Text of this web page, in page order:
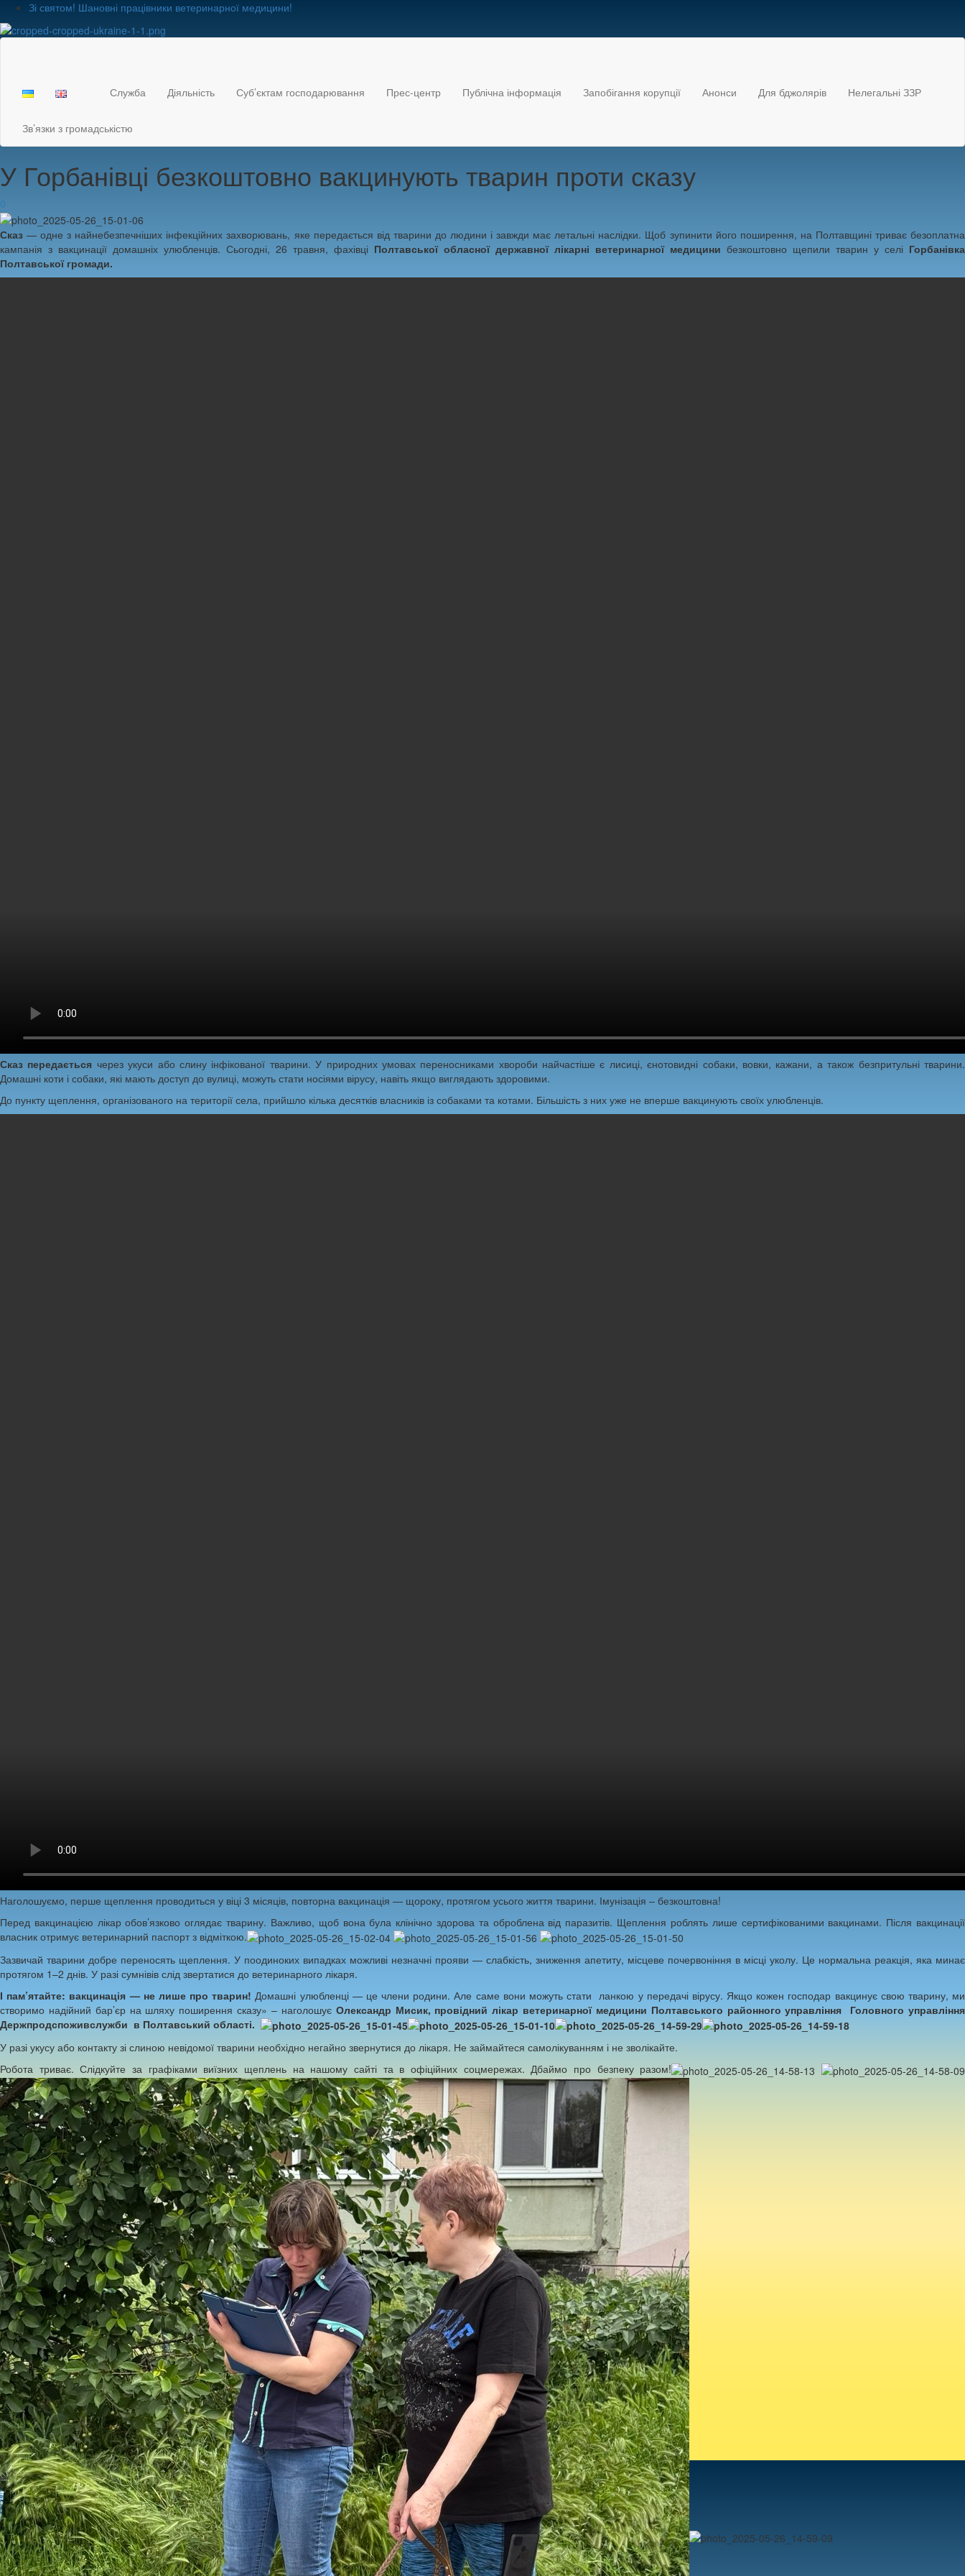
Зі святом! Шановні працівники ветеринарної медицини!
Служба Діяльність Суб’єктам господарювання Прес-центр Публічна інформація Запобігання корупції Анонси Для бджолярів Нелегальні ЗЗР
Зв’язки з громадськістю
У Горбанівці безкоштовно вакцинують тварин проти сказу
0
Сказ — одне з найнебезпечніших інфекційних захворювань, яке передається від тварини до людини і завжди має летальні наслідки. Щоб зупинити його поширення, на Полтавщині триває безоплатна
кампанія з вакцинації домашніх улюбленців. Сьогодні, 26 травня, фахівці Полтавської обласної державної лікарні ветеринарної медицини безкоштовно щепили тварин у селі Горбанівка
Полтавської громади.
Сказ передається через укуси або слину інфікованої тварини. У природних умовах переносниками хвороби найчастіше є лисиці, єнотовидні собаки, вовки, кажани, а також безпритульні тварини.
Домашні коти і собаки, які мають доступ до вулиці, можуть стати носіями вірусу, навіть якщо виглядають здоровими.
До пункту щеплення, організованого на території села, прийшло кілька десятків власників із собаками та котами. Більшість з них уже не вперше вакцинують своїх улюбленців.
Наголошуємо, перше щеплення проводиться у віці 3 місяців, повторна вакцинація — щороку, протягом усього життя тварини. Імунізація – безкоштовна!
Перед вакцинацією лікар обов’язково оглядає тварину. Важливо, щоб вона була клінічно здорова та оброблена від паразитів. Щеплення роблять лише сертифікованими вакцинами. Після вакцинації
власник отримує ветеринарний паспорт з відміткою.
Зазвичай тварини добре переносять щеплення. У поодиноких випадках можливі незначні прояви — слабкість, зниження апетиту, місцеве почервоніння в місці уколу. Це нормальна реакція, яка минає
протягом 1–2 днів. У разі сумнівів слід звертатися до ветеринарного лікаря.
І пам’ятайте: вакцинація — не лише про тварин! Домашні улюбленці — це члени родини. Але саме вони можуть стати ланкою у передачі вірусу. Якщо кожен господар вакцинує свою тварину, ми
створимо надійний бар’єр на шляху поширення сказу» – наголошує Олександр Мисик, провідний лікар ветеринарної медицини Полтавського районного управління Головного управління
Держпродспоживслужби в Полтавський області.
У разі укусу або контакту зі слиною невідомої тварини необхідно негайно звернутися до лікаря. Не займайтеся самолікуванням і не зволікайте.
Робота триває. Слідкуйте за графіками виїзних щеплень на нашому сайті та в офіційних соцмережах. Дбаймо про безпеку разом!